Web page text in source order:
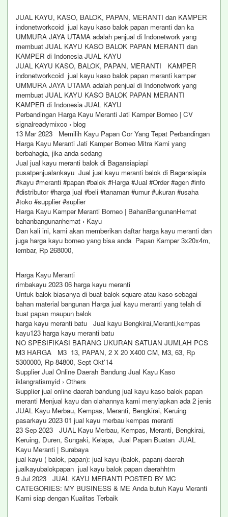
JUAL KAYU, KASO, BALOK, PAPAN, MERANTI dan KAMPER
indonetworkcoid jual kayu kaso balok papan meranti dan ka
UMMURA JAYA UTAMA adalah penjual di Indonetwork yang
membuat JUAL KAYU KASO BALOK PAPAN MERANTI dan
KAMPER di Indonesia JUAL KAYU
JUAL KAYU KASO, BALOK, PAPAN, MERANTI KAMPER
indonetworkcoid jual kayu kaso balok papan meranti kamper
UMMURA JAYA UTAMA adalah penjual di Indonetwork yang
membuat JUAL KAYU KASO BALOK PAPAN MERANTI
KAMPER di Indonesia JUAL KAYU
Perbandingan Harga Kayu Meranti Jati Kamper Borneo | CV
signalreadymixco › blog
13 Mar 2023 Memilih Kayu Papan Cor Yang Tepat Perbandingan
Harga Kayu Meranti Jati Kamper Borneo Mitra Kami yang
berbahagia, jika anda sedang
Jual jual kayu meranti balok di Bagansiapiapi
pusatpenjualankayu Jual jual kayu meranti balok di Bagansiapia
#kayu #meranti #papan #balok #Harga #Jual #Order #agen #info
#distributor #harga jual #beli #tanaman #umur #ukuran #usaha
#toko #supplier #suplier
Harga Kayu Kamper Meranti Borneo | BahanBangunanHemat
bahanbangunanhemat › Kayu
Dan kali ini, kami akan memberikan daftar harga kayu meranti dan
juga harga kayu borneo yang bisa anda Papan Kamper 3x20x4m,
lembar, Rp 268000,
Harga Kayu Meranti
rimbakayu 2023 06 harga kayu meranti
Untuk balok biasanya di buat balok square atau kaso sebagai
bahan material bangunan Harga jual kayu meranti yang telah di
buat papan maupun balok
harga kayu meranti batu Jual kayu Bengkirai,Meranti,kempas
kayu123 harga kayu meranti batu
NO SPESIFIKASI BARANG UKURAN SATUAN JUMLAH PCS
M3 HARGA M3 13, PAPAN, 2 X 20 X400 CM, M3, 63, Rp
5300000, Rp 84800, Sept Okt'14
Supplier Jual Online Daerah Bandung Jual Kayu Kaso
iklangratismyid › Others
Supplier jual online daerah bandung jual kayu kaso balok papan
meranti Menjual kayu dan olahannya kami menyiapkan ada 2 jenis
JUAL Kayu Merbau, Kempas, Meranti, Bengkirai, Keruing
pasarkayu 2023 01 jual kayu merbau kempas meranti
23 Sep 2023 JUAL Kayu Merbau, Kempas, Meranti, Bengkirai,
Keruing, Duren, Sungaki, Kelapa, Jual Papan Buatan JUAL
Kayu Meranti | Surabaya
jual kayu ( balok, papan): jual kayu (balok, papan) daerah
jualkayubalokpapan jual kayu balok papan daerahhtm
9 Jul 2023 JUAL KAYU MERANTI POSTED BY MC
CATEGORIES: MY BUSINESS & ME Anda butuh Kayu Meranti
Kami siap dengan Kualitas Terbaik